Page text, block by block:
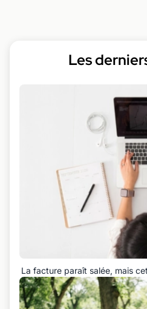
Les
La facture paraît salée, mais